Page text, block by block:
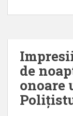
de
onoare